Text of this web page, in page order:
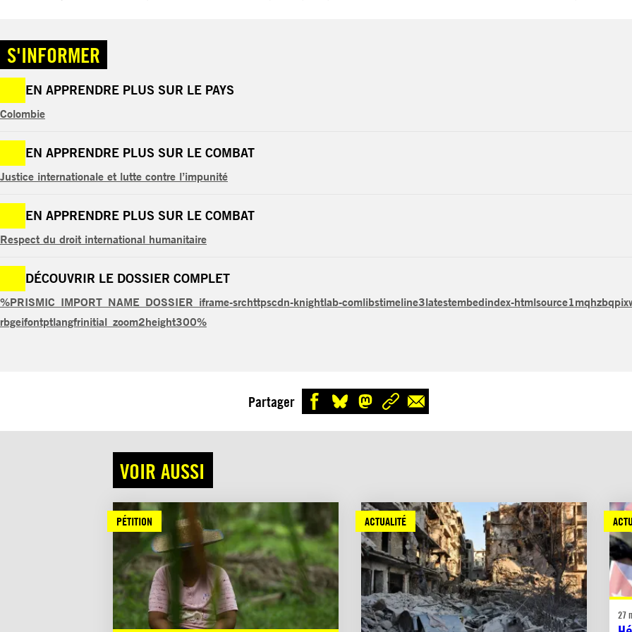
S'INFORMER
EN APPRENDRE PLUS SUR LE PAYS
Colombie
EN APPRENDRE PLUS SUR LE COMBAT
Justice internationale et lutte contre l’impunité
EN APPRENDRE PLUS SUR LE COMBAT
Respect du droit international humanitaire
DÉCOUVRIR LE DOSSIER COMPLET
%PRISMIC_IMPORT_NAME_DOSSIER_iframe-srchttpscdn-knightlab-comlibstimeline3latestembedindex-
rbgeifontptlangfrinitial_zoom2height300%
Partager
VOIR AUSSI
PÉTITION ACTUALITÉ
27